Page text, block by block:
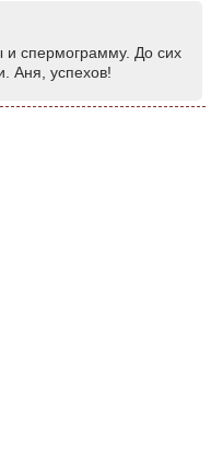
спермограмму. До сих
Аня, успехов!